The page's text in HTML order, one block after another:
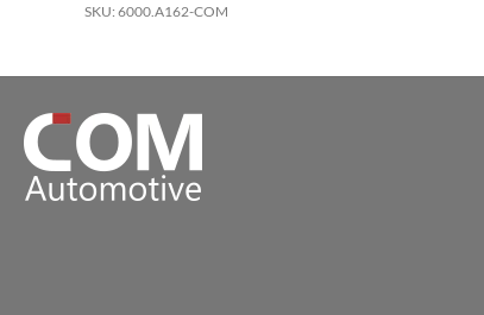
SKU: 6000.A162-COM